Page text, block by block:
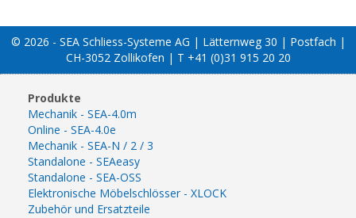
© 2026 - SEA Schliess-Systeme AG | Lätternweg 30 | Postfach |
CH-3052 Zollikofen | T +41 (0)31 915 20 20
Produkte
Mechanik - SEA-4.0m
Online - SEA-4.0e
Mechanik - SEA-N / 2 / 3
Standalone - SEAeasy
Standalone - SEA-OSS
Elektronische Möbelschlösser - XLOCK
Zubehör und Ersatzteile